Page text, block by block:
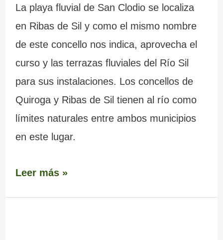
La playa fluvial de San Clodio se localiza
en Ribas de Sil y como el mismo nombre
de este concello nos indica, aprovecha el
curso y las terrazas fluviales del Río Sil
para sus instalaciones. Los concellos de
Quiroga y Ribas de Sil tienen al río como
límites naturales entre ambos municipios
en este lugar.
Leer más »